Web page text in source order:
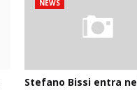
NEWS
Stefano Bissi entra